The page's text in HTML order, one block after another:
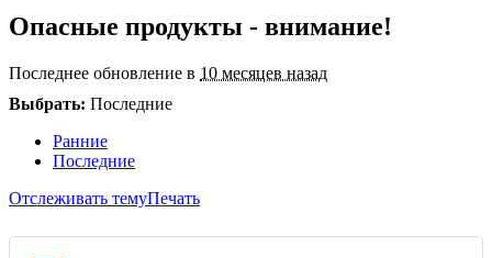
Опасные продукты - внимание!
Последнее обновление в 10 месяцев назад
Выбрать: Последние
Ранние
Последние
Отслеживать темуПечать